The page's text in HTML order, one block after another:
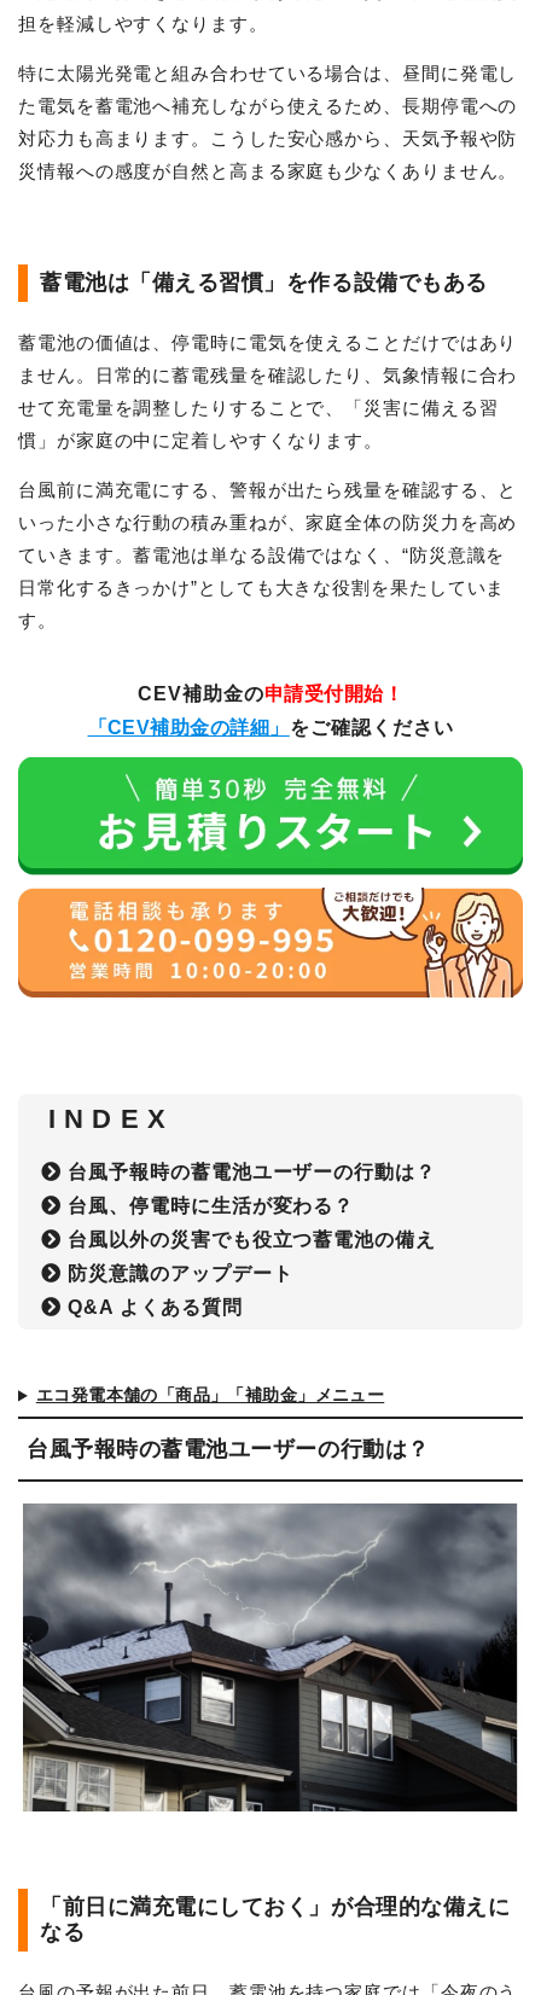
担を軽減しやすくなります。
特に太陽光発電と組み合わせている場合は、昼間に発電し
た電気を蓄電池へ補充しながら使えるため、長期停電への
対応力も高まります。こうした安心感から、天気予報や防
災情報への感度が自然と高まる家庭も少なくありません。
蓄電池は「備える習慣」を作る設備でもある
蓄電池の価値は、停電時に電気を使えることだけではあり
ません。日常的に蓄電残量を確認したり、気象情報に合わ
せて充電量を調整したりすることで、「災害に備える習
慣」が家庭の中に定着しやすくなります。
台風前に満充電にする、警報が出たら残量を確認する、と
いった小さな行動の積み重ねが、家庭全体の防災力を高め
ていきます。蓄電池は単なる設備ではなく、“防災意識を
日常化するきっかけ”としても大きな役割を果たしていま
す。
CEV補助金の申請受付開始！
「CEV補助金の詳細」 をご確認ください
I N D E X
台風予報時の蓄電池ユーザーの行動は？
台風、停電時に生活が変わる？
台風以外の災害でも役立つ蓄電池の備え
防災意識のアップデート
Q&A よくある質問
エコ発電本舗の「商品」「補助金」メニュー
台風予報時の蓄電池ユーザーの行動は？
「前日に満充電にしておく」が合理的な備えに
なる